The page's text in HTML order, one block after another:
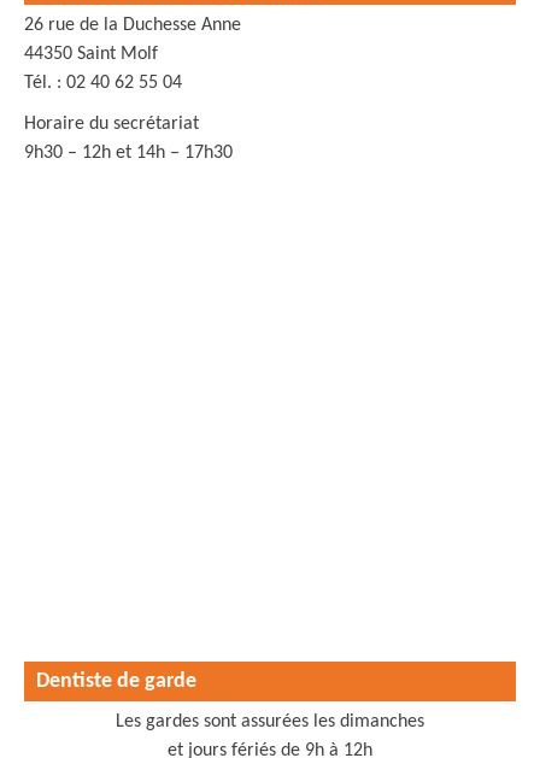
26 rue de la Duchesse Anne
44350 Saint Molf
Tél. : 02 40 62 55 04
Horaire du secrétariat
9h30 – 12h et 14h – 17h30
Dentiste de garde
Les gardes sont assurées les dimanches
et jours fériés de 9h à 12h